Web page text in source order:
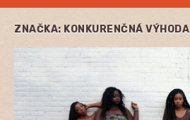
ZNAČKA: KONKURENČNÁ VÝHODA